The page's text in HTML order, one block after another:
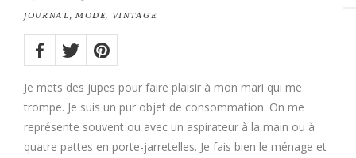
JOURNAL,MODE, VINTAGE
Share
on:Facebook
TwitterPinterest
Je mets des jupes pour faire plaisir à mon mari qui me
trompe. Je suis un pur objet de consommation. On me
représente souvent ou avec un aspirateur à la main ou à
quatre pattes en porte-jarretelles. Je fais bien le ménage et